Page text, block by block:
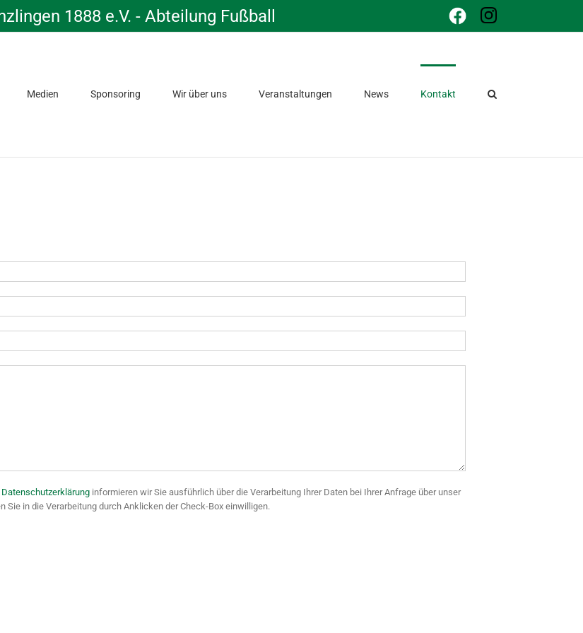
1888 e.V. - Abteilung Fußball FacebookInstagram
Medien Sponsoring Wir über uns Veranstaltungen News Kontakt
Datenschutzerklärung informieren wir Sie ausführlich über die Verarbeitung Ihrer Daten bei Ihrer Anfrage über unser
in die Verarbeitung durch Anklicken der Check-Box einwilligen.